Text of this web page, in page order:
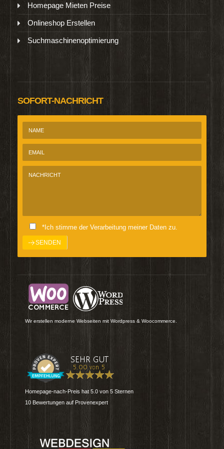
Homepage Mieten Preise
Onlineshop Erstellen
Suchmaschinenoptimierung
SOFORT-NACHRICHT
*Ich stimme der Verarbeitung meiner Daten zu.
Wir erstellen moderne Webseiten mit Wordpress & Woocommerce.
Homepage-nach-Preis hat 5.0 von 5 Sternen
10 Bewertungen auf Provenexpert